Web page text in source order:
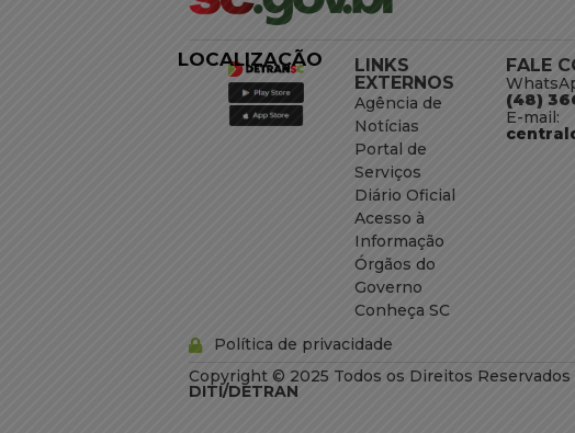
LINKS
EXTERNOS
Agência de
Notícias
Portal de
Serviços
Diário Oficial
Acesso à
Informação
Órgãos do
Governo
Conheça SC
FALE
(48)
E-mail:
Política de privacidade
LOCALIZAÇÃO
Copyright © 2025 Todos os Direitos Reservados
DITI/DETRAN